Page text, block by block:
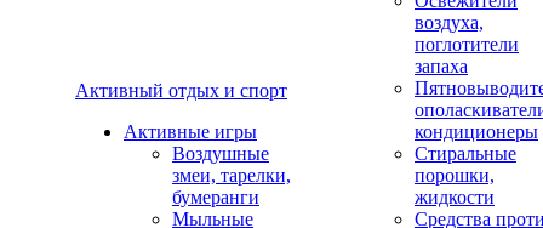
Активный отдых и спорт
Активные игры
Воздушные
змеи, тарелки,
бумеранги
Мыльные
воздуха,
поглотители
запаха
кондиционеры
Стиральные
порошки,
жидкости
Средства